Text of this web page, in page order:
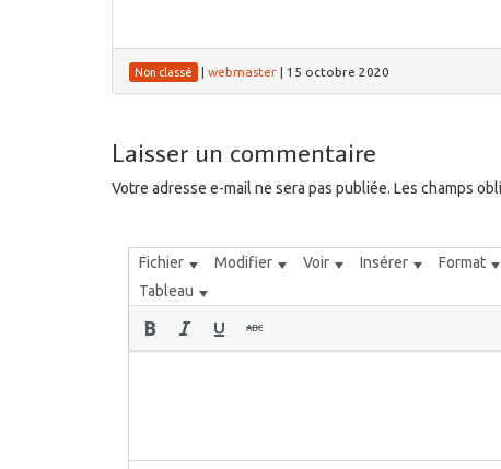
Non classé | webmaster | 15 octobre 2020
Laisser un commentaire
Votre adresse e-mail ne sera pas publiée. Les champs
Fichier Modifier Voir Insérer Format
Tableau